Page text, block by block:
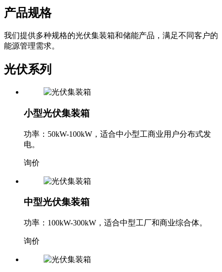
产品规格
我们提供多种规格的光伏集装箱和储能产品，满足不同客户的
能源管理需求。
光伏系列
小型光伏集装箱
功率：50kW-100kW，适合中小型工商业用户分布式发
电。
询价
中型光伏集装箱
功率：100kW-300kW，适合中型工厂和商业综合体。
询价